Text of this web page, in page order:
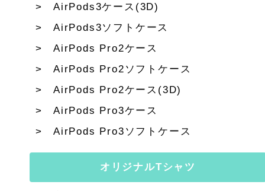
AirPods3ケース(3D)
AirPods3ソフトケース
AirPods Pro2ケース
AirPods Pro2ソフトケース
AirPods Pro2ケース(3D)
AirPods Pro3ケース
AirPods Pro3ソフトケース
オリジナルTシャツ